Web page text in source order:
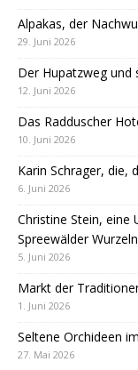
Alpakas, der
29. Juni 2026
Der Hupatzweg und
12. Juni 2026
Das Radduscher
10. Juni 2026
Karin Schrager, die,
6. Juni 2026
Christine Stein, eine
Spreewälder Wurzeln
5. Juni 2026
Markt der
1. Juni 2026
Seltene Orchideen
27. Mai 2026